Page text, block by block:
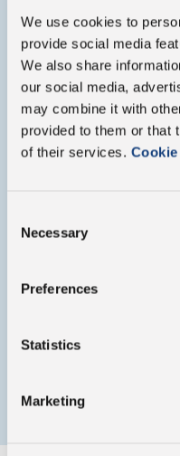
We use cookies to
provide social media
We also share
our social media,
may combine it with
provided to them or that
of their services.
Selection
Necessary
Preferences
Statistics
Marketing
Der